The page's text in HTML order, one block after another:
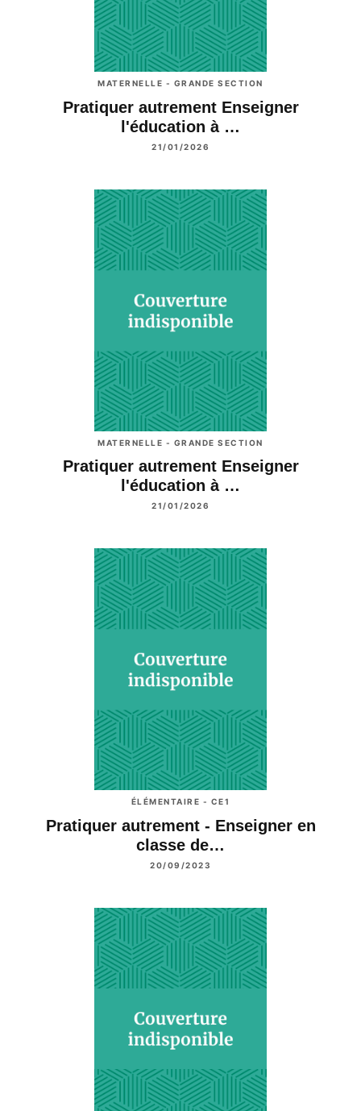
MATERNELLE - GRANDE SECTION
Pratiquer autrement Enseigner
l'éducation à …
21/01/2026
MATERNELLE - GRANDE SECTION
Pratiquer autrement Enseigner
l'éducation à …
21/01/2026
ÉLÉMENTAIRE - CE1
Pratiquer autrement - Enseigner en
classe de…
20/09/2023